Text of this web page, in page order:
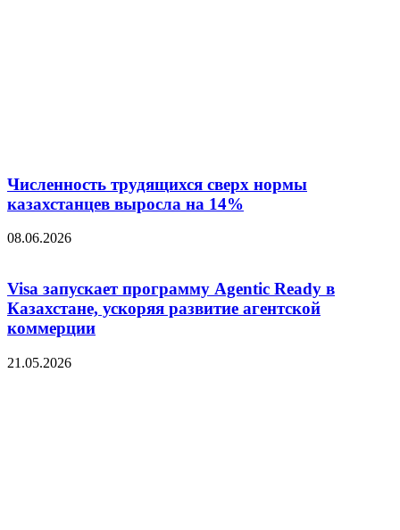
Численность трудящихся сверх нормы
казахстанцев выросла на 14%
08.06.2026
Visa запускает программу Agentic Ready в
Казахстане, ускоряя развитие агентской
коммерции
21.05.2026